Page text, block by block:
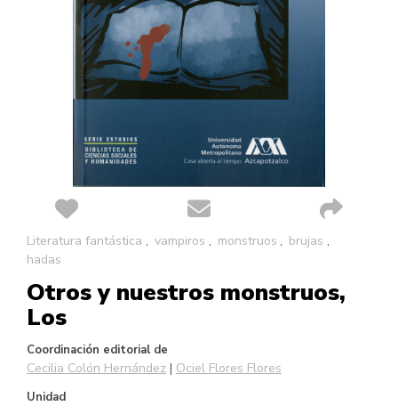
Saltar
galería
imágenes
Literatura fantástica vampiros monstruos
brujas
hadas
Otros y nuestros monstruos,
Los
Coordinación editorial de
Cecilia Colón Hernández Ociel Flores Flores
Unidad